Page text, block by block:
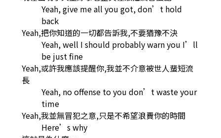
Yeah, give me all you got, don’t hold
back
Yeah,把你知道的一切都告訴我,不要猶豫不決
Yeah, well I should probably warn you I’ll
be just fine
Yeah,或許我應該提醒你,我並不介意被世人蜚短流
長
Yeah, no offense to you don’t waste your
time
Yeah,我並無冒犯之意,只是不希望浪費你的時間
Here’s why